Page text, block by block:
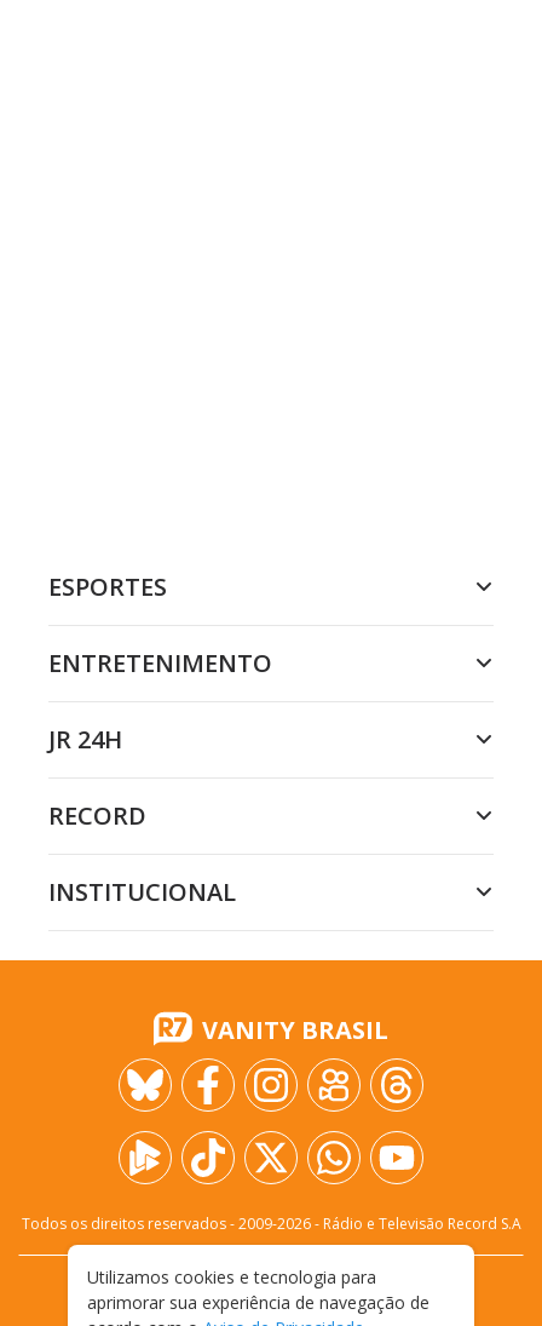
ESPORTES
ENTRETENIMENTO
JR 24H
RECORD
INSTITUCIONAL
VANITY BRASIL
Todos os direitos reservados - 2009-2026- Rádio e Televisão Record S.A
FALE CONOSCO
PRIVACIDADE
TERMOS E CONDIÇÕES DE USO
Utilizamos cookies e tecnologia para
aprimorar sua experiência de navegação de